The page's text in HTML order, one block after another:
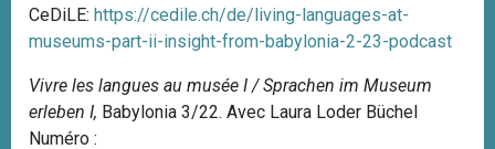
CeDiLE: https://cedile.ch/de/living-languages-at-
museums-part-ii-insight-from-babylonia-2-23-podcast
Vivre les langues au musée I / Sprachen im Museum
erleben I, Babylonia 3/22. Avec Laura Loder Büchel
Numéro :